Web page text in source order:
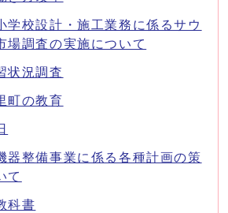
学校設計・施工業務に係るサウ
場調査の実施について
状況調査
町の教育
器整備事業に係る各種計画の策
て
科書